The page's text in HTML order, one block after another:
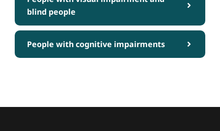
blind people
People with cognitive impairments